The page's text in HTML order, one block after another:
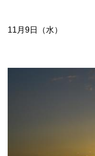
11月9日（水）